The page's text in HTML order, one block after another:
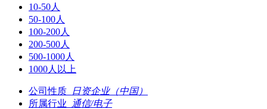
10-50人
50-100人
100-200人
200-500人
500-1000人
1000人以上
公司性质 日资企业（中国）
所属行业 通信/电子